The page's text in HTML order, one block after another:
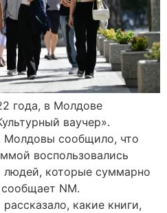
года, в Молдове
ваучер».
Молдовы сообщило, что
воспользовались
которые суммарно
NM.
какие книги,